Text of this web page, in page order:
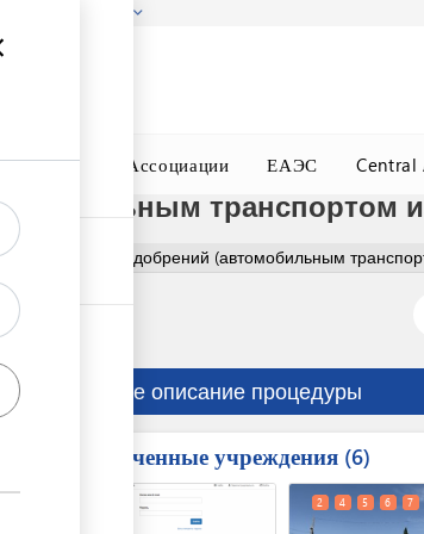
Окна Ассоциации ЕАЭС Central
транспортом
животных удобрений (автомобильным
Краткое описание процедуры
Вовлеченные учреждения 6
2 4 5 6 7